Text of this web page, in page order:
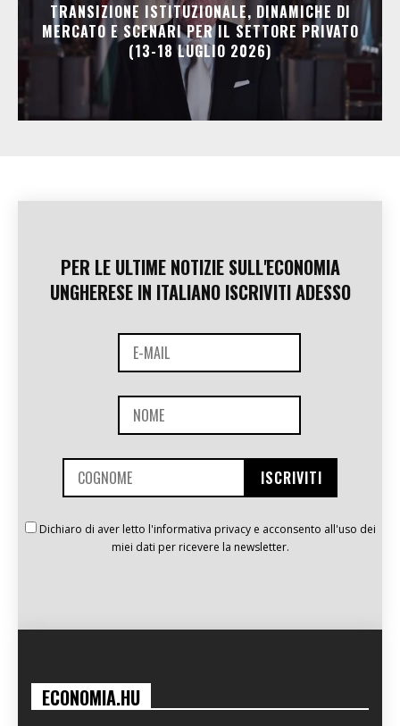
TRANSIZIONE ISTITUZIONALE, DINAMICHE DI
MERCATO E SCENARI PER IL SETTORE PRIVATO
(13-18 LUGLIO 2026)
PER LE ULTIME NOTIZIE SULL'ECONOMIA
UNGHERESE IN ITALIANO ISCRIVITI ADESSO
Dichiaro di aver letto l'informativa privacy e acconsento all'uso dei
miei dati per ricevere la newsletter.
ECONOMIA.HU